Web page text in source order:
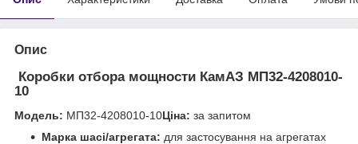
Опис
Коробки отбора мощности КамАЗ МП32-4208010-
10
Модель: МП32-4208010-10Ціна: за запитом
Марка шасі/агрегата: для застосування на агрегатах